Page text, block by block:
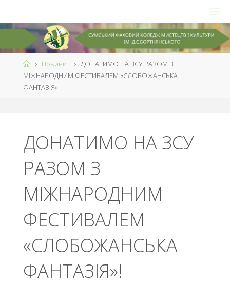
content
HomeНовини
ДОНАТИМО НА ЗСУ РАЗОМ З
МІЖНАРОДНИМ ФЕСТИВАЛЕМ «СЛОБОЖАНСЬКА
ФАНТАЗІЯ»!
ДОНАТИМО НА ЗСУ
РАЗОМ З
МІЖНАРОДНИМ
ФЕСТИВАЛЕМ
«СЛОБОЖАНСЬКА
ФАНТАЗІЯ»!